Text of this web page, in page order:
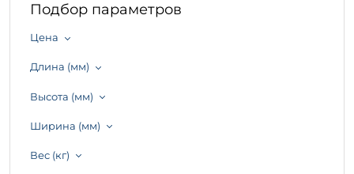
Подбор параметров
Цена
Длина (мм)
Высота (мм)
Ширина (мм)
Вес (кг)